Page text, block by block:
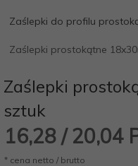
Zaślepki do profilu
Zaślepki prostokątne
Zaślepki
sztuk
16,28 / 20,04
* cena netto / brutto